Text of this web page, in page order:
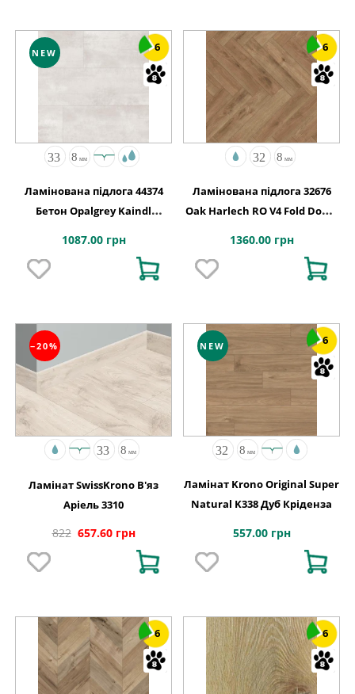
NEW 6
Ламінована підлога 44374
Бетон Opalgrey Kaindl
1087.00 грн
6
Ламінована підлога 32676
Oak Harlech RO V4 Fold Down
1360.00 грн
−20%
Ламінат SwissKrono В'яз
Аріель 3310
822 657.60 грн
NEW 6
Ламінат Krono Original Super
Natural K338 Дуб Кріденза
557.00 грн
6 6